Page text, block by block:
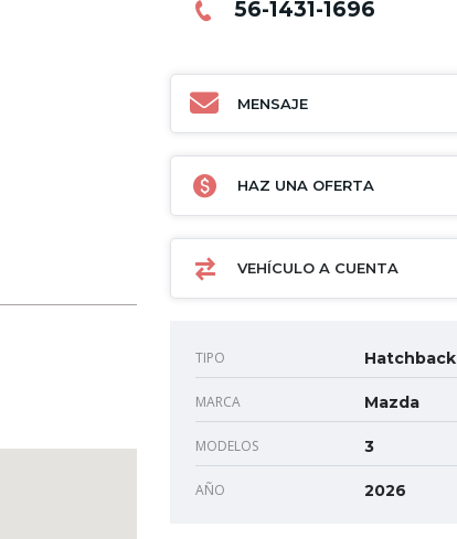
56-1431-1696
MENSAJE
HAZ UNA OFERTA
VEHÍCULO A CUENTA
TIPO Hatchback
MARCA Mazda
MODELOS 3
AÑO 2026